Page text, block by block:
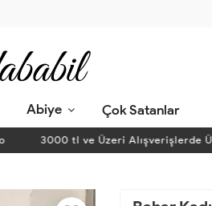
Abiye Çok Satanlar
3000 tl ve Üzeri Alışverişlerde